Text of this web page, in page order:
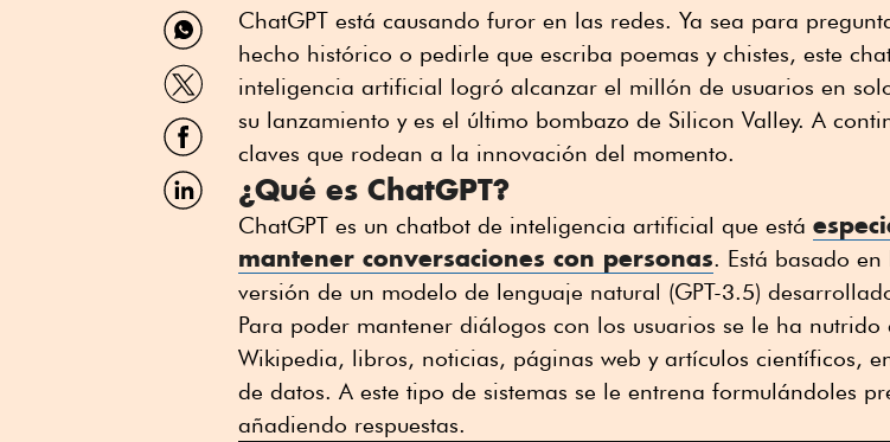
Compartir
por
WhatsApp
Compartir
por
Twitter
Compartir
por
Facebook
Compartir
por
ChatGPT está causando furor en las redes. Ya sea para
hecho histórico o pedirle que escriba poemas y chistes, este
inteligencia artificial logró alcanzar el millón de usuarios en
su lanzamiento y es el último bombazo de Silicon Valley. A
claves que rodean a la innovación del momento.
¿Qué es ChatGPT?
ChatGPT es un chatbot de inteligencia artificial que está
mantener conversaciones con personas. Está basado
versión de un modelo de lenguaje natural (GPT-3.5)
Para poder mantener diálogos con los usuarios se le ha nutrido
Wikipedia, libros, noticias, páginas web y artículos científicos,
de datos. A este tipo de sistemas se le entrena formulándoles
añadiendo respuestas.